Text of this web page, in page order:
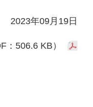
2023年09月19日
：506.6 KB）